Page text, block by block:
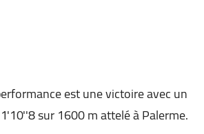
est une victoire avec un
sur 1600 m attelé à Palerme.